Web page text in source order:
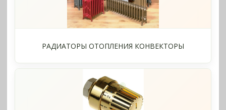
РАДИАТОРЫ ОТОПЛЕНИЯ КОНВЕКТОРЫ